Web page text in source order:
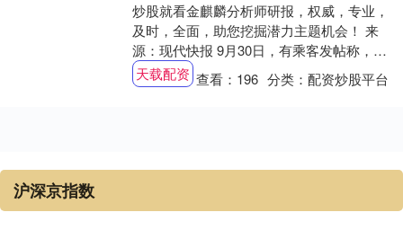
炒股就看金麒麟分析师研报，权威，专业，
及时，全面，助您挖掘潜力主题机会！ 来
源：现代快报 9月30日，有乘客发帖称，高
铁超员报警，然后不动了。@现代快报 记者
了....
天载配资 查看： 196 分类：配资炒股平台
沪深京指数